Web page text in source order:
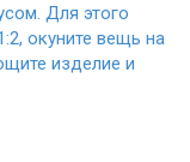
Для этого
окуните вещь на
изделие и